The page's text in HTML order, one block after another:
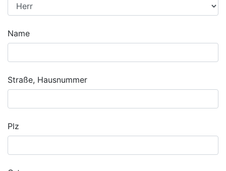
Name
Straße, Hausnummer
Plz